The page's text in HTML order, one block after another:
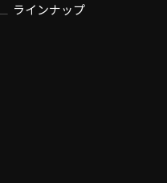
ラインナップ